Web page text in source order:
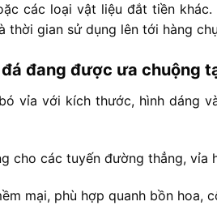
các loạivật liệuđắttiền khác.
thời gian sử dụng lên tới hàng
đá đang được ưa chuộng
bó vỉa với kích thước, hình dáng
cho các tuyến đường thẳng, vỉa
mại, phù hợp quanh bồn hoa,